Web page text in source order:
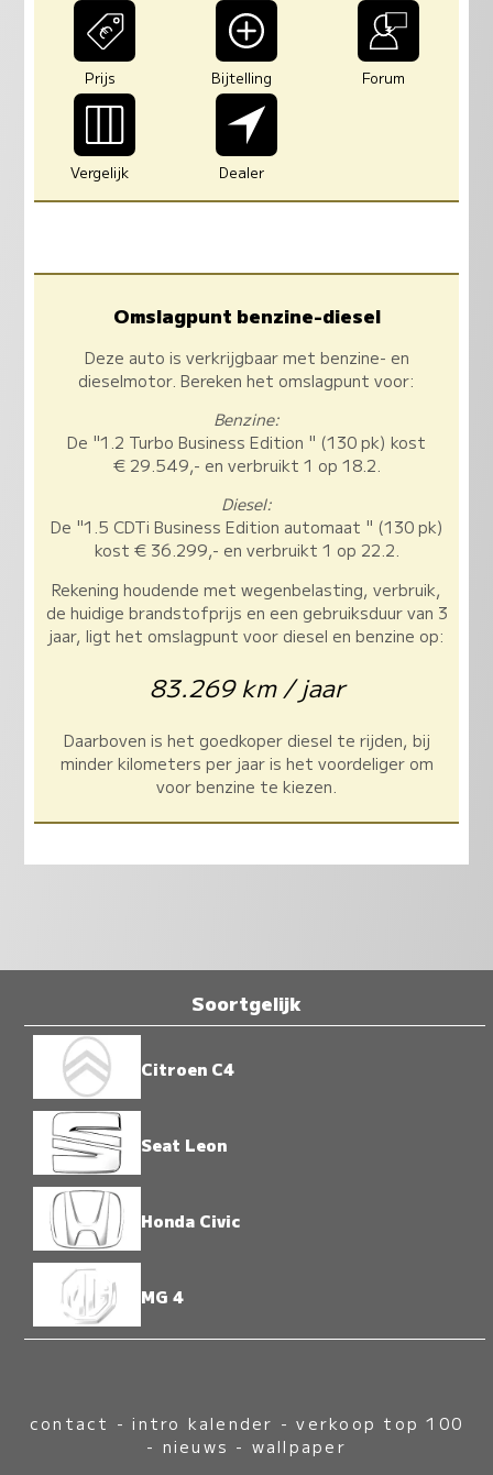
Prijs Bijtelling Forum
Vergelijk Dealer
Omslagpunt benzine-diesel
Deze auto is verkrijgbaar met benzine- en
dieselmotor. Bereken het omslagpunt voor:
Benzine:
De "1.2 Turbo Business Edition " (130 pk) kost
€ 29.549,- en verbruikt 1 op 18.2.
Diesel:
De "1.5 CDTi Business Edition automaat " (130 pk)
kost € 36.299,- en verbruikt 1 op 22.2.
Rekening houdende met wegenbelasting, verbruik,
de huidige brandstofprijs en een gebruiksduur van 3
jaar, ligt het omslagpunt voor diesel en benzine op:
83.269 km / jaar
Daarboven is het goedkoper diesel te rijden, bij
minder kilometers per jaar is het voordeliger om
voor benzine te kiezen.
Soortgelijk
Citroen C4
Seat Leon
Honda Civic
MG 4
contact -intro kalender -verkoop top 100
- nieuws - wallpaper